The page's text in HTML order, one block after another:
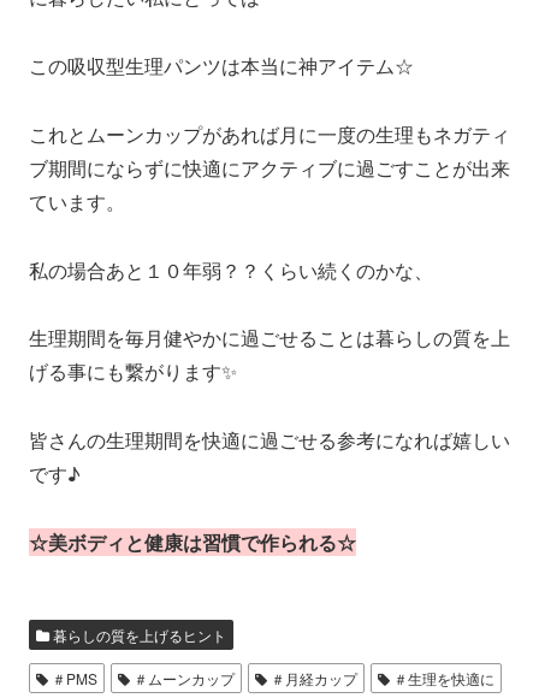
この吸収型生理パンツは本当に神アイテム☆
これとムーンカップがあれば月に一度の生理もネガティ
ブ期間にならずに快適にアクティブに過ごすことが出来
ています。
私の場合あと１０年弱？？くらい続くのかな、
生理期間を毎月健やかに過ごせることは暮らしの質を上
げる事にも繋がります✨
皆さんの生理期間を快適に過ごせる参考になれば嬉しい
です♪
☆美ボディと健康は習慣で作られる☆
暮らしの質を上げるヒント
＃PMS ＃ムーンカップ ＃月経カップ ＃生理を快適に